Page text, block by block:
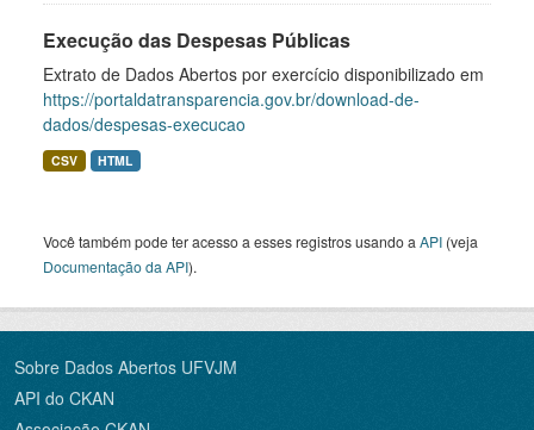
Execução das Despesas Públicas
Extrato de Dados Abertos por exercício disponibilizado em
https://portaldatransparencia.gov.br/download-de-
dados/despesas-execucao
CSV HTML
Você também pode ter acesso a esses registros usando a API (veja
Documentação da API).
Sobre Dados Abertos UFVJM
API do CKAN